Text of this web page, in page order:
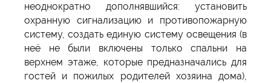
неоднократно дополнявшийся: установить
охранную сигнализацию и противопожарную
систему, создать единую систему освещения (в
неё не были включены только спальни на
верхнем этаже, которые предназначались для
гостей и пожилых родителей хозяина дома),